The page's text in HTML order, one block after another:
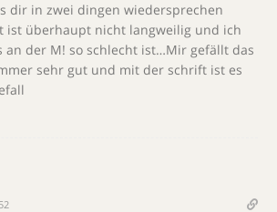
dir in zwei dingen wiedersprechen
ist überhaupt nicht langweilig und ich
an der M! so schlecht ist…Mir gefällt das
sehr gut und mit der schrift ist es